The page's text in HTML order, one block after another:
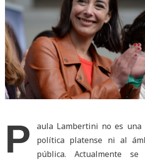
P
aula Lambertini no es una
política platense ni al
pública. Actualmente se